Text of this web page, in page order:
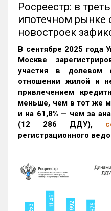
Росреестр: в
ипотечном рынке
новостроек
В сентябре 2025 года
Москве
участия в долевом
отношении жилой и
привлечением
меньше, чем в тот же
и на 61,8% — чем за
(12 286 ДДУ),
регистрационного